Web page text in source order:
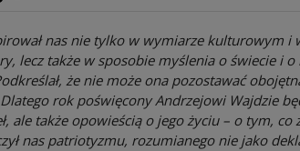
nas nie tylko w wymiarze kulturowym i
lecz także w sposobie myślenia o świecie i
że nie może ona pozostawać
rok poświęcony Andrzejowi Wajdzie
ale także opowieścią o jego życiu – o tym,
nas patriotyzmu, rozumianego nie jako